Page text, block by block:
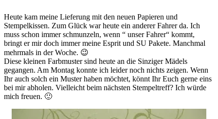
Heute kam meine Lieferung mit den neuen Papieren und
Stempelkissen. Zum Glück war heute ein anderer Fahrer da. Ich
muss schon immer schmunzeln, wenn “ unser Fahrer“ kommt,
bringt er mir doch immer meine Esprit und SU Pakete. Manchmal
mehrmals in der Woche. 😉
Diese kleinen Farbmuster sind heute an die Sinziger Mädels
gegangen. Am Montag konnte ich leider noch nichts zeigen. Wenn
Ihr auch solch ein Muster haben möchtet, könnt Ihr Euch gerne eins
bei mir abholen. Vielleicht beim nächsten Stempeltreff? Ich würde
mich freuen. 🙂